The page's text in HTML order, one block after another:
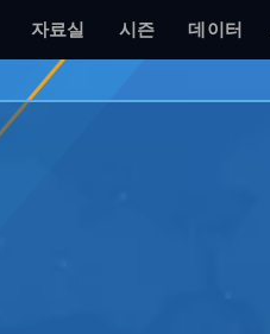
자료실 시즌 데이터